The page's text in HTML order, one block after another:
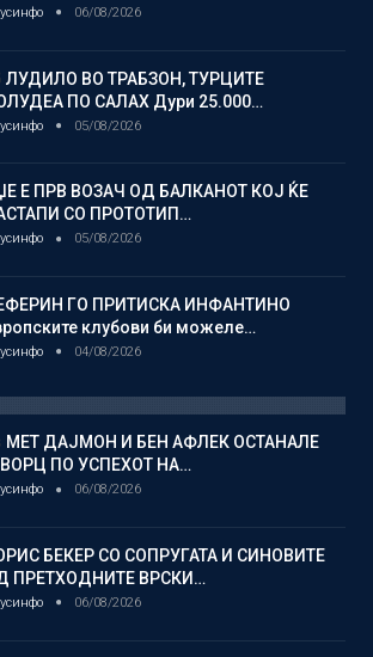
06/08/2026
ЛУДИЛО ВО ТРАБЗОН, ТУРЦИТЕ
ПО САЛАХ Дури 25.000…
05/08/2026
Е ПРВ ВОЗАЧ ОД БАЛКАНОТ КОЈ ЌЕ
СО ПРОТОТИП…
05/08/2026
ГО ПРИТИСКА ИНФАНТИНО
клубови би можеле…
04/08/2026
МЕТ ДАЈМОН И БЕН АФЛЕК ОСТАНАЛЕ
ПО УСПЕХОТ НА…
06/08/2026
БЕКЕР СО СОПРУГАТА И СИНОВИТЕ
ПРЕТХОДНИТЕ ВРСКИ…
06/08/2026